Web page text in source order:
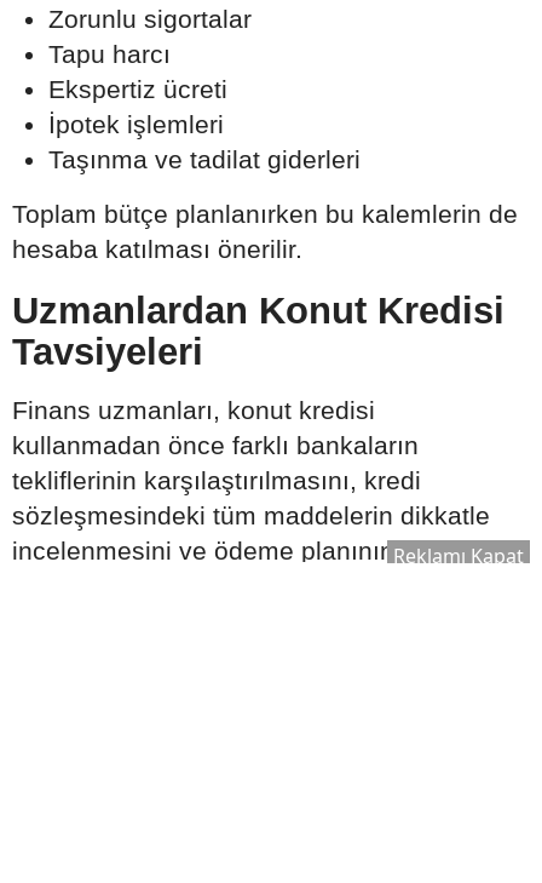
Zorunlu sigortalar
Tapu harcı
Ekspertiz ücreti
İpotek işlemleri
Taşınma ve tadilat giderleri
Toplam bütçe planlanırken bu kalemlerin de
hesaba katılması önerilir.
Uzmanlardan Konut Kredisi
Tavsiyeleri
Finans uzmanları, konut kredisi
kullanmadan önce farklı bankaların
tekliflerinin karşılaştırılmasını, kredi
sözleşmesindeki tüm maddelerin dikkatle
incelenmesini ve ödeme planının uzunReklamı Kapat